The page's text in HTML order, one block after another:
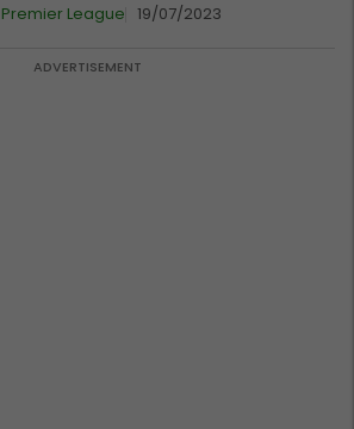
superyje
Premier League 19/07/2023